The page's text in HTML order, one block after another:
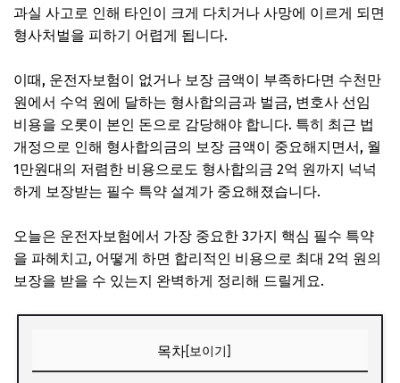
과실 사고로 인해 타인이 크게 다치거나 사망에 이르게 되면
형사처벌을 피하기 어렵게 됩니다.
이때, 운전자보험이 없거나 보장 금액이 부족하다면 수천만
원에서 수억 원에 달하는 형사합의금과 벌금, 변호사 선임
비용을 오롯이 본인 돈으로 감당해야 합니다. 특히 최근 법
개정으로 인해 형사합의금의 보장 금액이 중요해지면서, 월
1만원대의 저렴한 비용으로도 형사합의금 2억 원까지 넉넉
하게 보장받는 필수 특약 설계가 중요해졌습니다.
오늘은 운전자보험에서 가장 중요한 3가지 핵심 필수 특약
을 파헤치고, 어떻게 하면 합리적인 비용으로 최대 2억 원의
보장을 받을 수 있는지 완벽하게 정리해 드릴게요.
목차[보이기]